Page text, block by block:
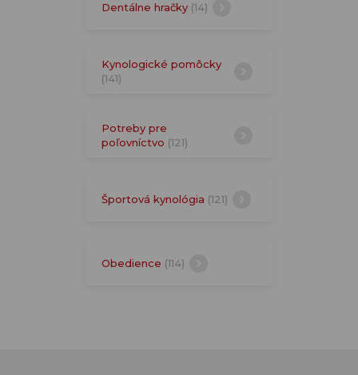
Dentálne hračky (14)
Kynologické pomôcky
(141)
Potreby pre
poľovníctvo (121)
Športová kynológia (121)
Obedience (114)